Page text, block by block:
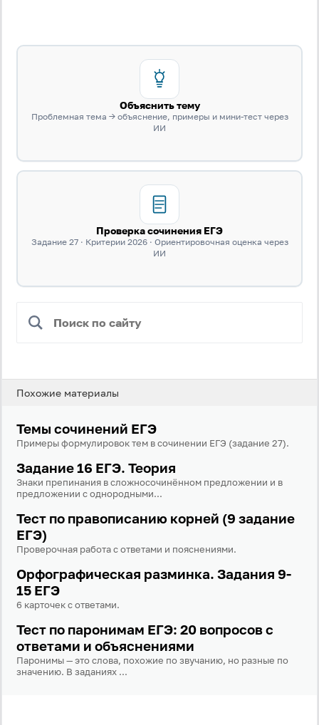
Антиспам: Загрузка...
Забыли пароль?
данныхна условиях и для целей, определённых в
данных, а также принимаюПользовательское
соглашение
Войти через Вконтакте
Объяснить тему
Проблемная тема → объяснение, примеры и мини-тест через
ИИ
Проверка сочинения ЕГЭ
Задание 27 · Критерии 2026 · Ориентировочная оценка через
ИИ
Похожие материалы
Темы сочинений ЕГЭ
Примеры формулировок тем в сочинении ЕГЭ (задание 27).
Задание 16 ЕГЭ. Теория
Знаки препинания в сложносочинённом предложении и в
предложении с однородными...
Тест по правописанию корней (9 задание
ЕГЭ)
Проверочная работа с ответами и пояснениями.
Орфографическая разминка. Задания 9-
15 ЕГЭ
6 карточек с ответами.
Тест по паронимам ЕГЭ: 20 вопросов с
ответами и объяснениями
Паронимы — это слова, похожие по звучанию, но разные по
значению. В заданиях ...